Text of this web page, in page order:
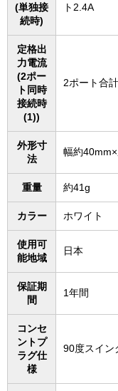
(単独接
続時)
ト2.4A
定格出
力電流
(2ポー
ト同時
接続時
(1))
2ポート合
外形寸
法
幅約
重量 約41g
カラー ホワイト
使用可
能地域
日本
保証期
間
1年間
コンセ
ントプ
ラグ仕
様
90度スイン